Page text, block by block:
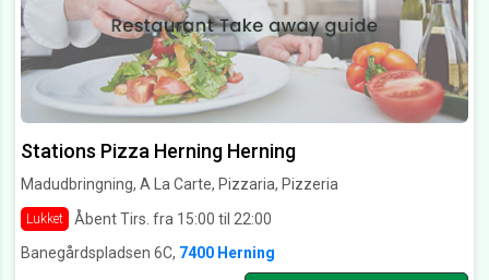
Stations Pizza Herning Herning
Madudbringning, A La Carte, Pizzaria, Pizzeria
Lukket
Åbent Tirs. fra 15:00 til 22:00
Banegårdspladsen 6C, 7400 Herning